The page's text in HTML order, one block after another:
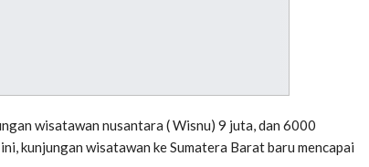
wisatawan nusantara ( Wisnu) 9 juta, dan 6000
kunjungan wisatawan ke Sumatera Barat baru mencapai